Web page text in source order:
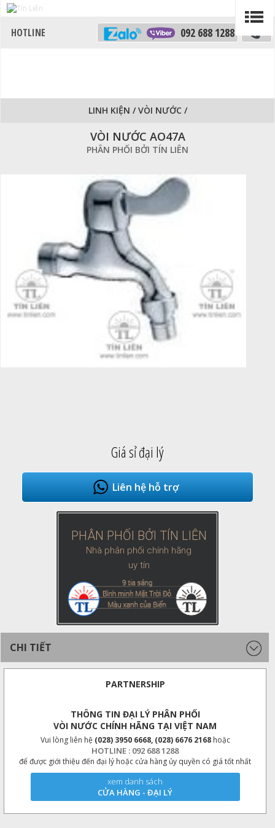
092 688 1288
LINH KIỆN /VÒI NƯỚC /
VÒI NƯỚC AO47A
PHÂN PHỐI BỞI TÍN LIÊN
Giá sỉ đại lý
Liên hệ hỗ trợ
PHÂN PHỐI BỞI TÍN LIÊN
Nhà phân phối chính hãng
uy tín
CHI TIẾT
PARTNERSHIP
THÔNG TIN ĐẠI LÝ PHÂN PHỐI
VÒI NƯỚC CHÍNH HÃNG TẠI VIỆT NAM
Vui lòng liên hệ (028) 3950 6668, (028) 6676 2168hoặc
HOTLINE : 092 688 1288
để được giới thiệu đến đại lý hoặc cửa hàng ủy quyền có giá tốt nhất
xem danh sách
CỬA HÀNG - ĐẠI LÝ